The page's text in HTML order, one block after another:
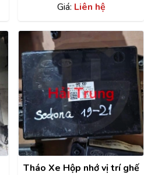
2016 2017 2018 2019
Giá: Liên hệ
Tháo Xe Hộp nhớ vị trí ghế